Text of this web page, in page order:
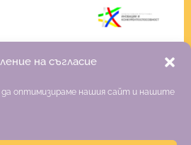
на съгласие
да оптимизираме нашия сайт и нашите